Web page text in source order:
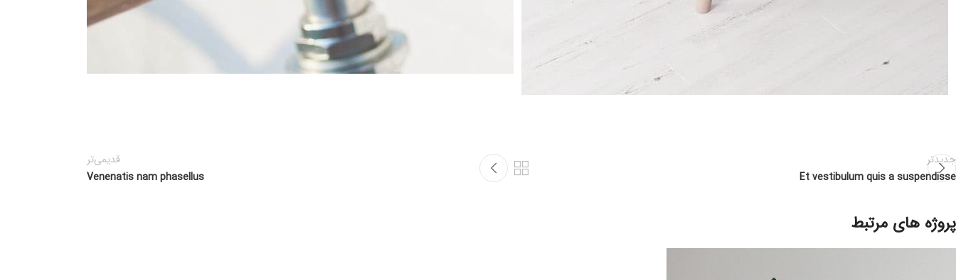
جدیدتر
Et vestibulum quis a suspendisse
قدیمی‌تر
Venenatis nam phasellus
پروژه های مرتبط